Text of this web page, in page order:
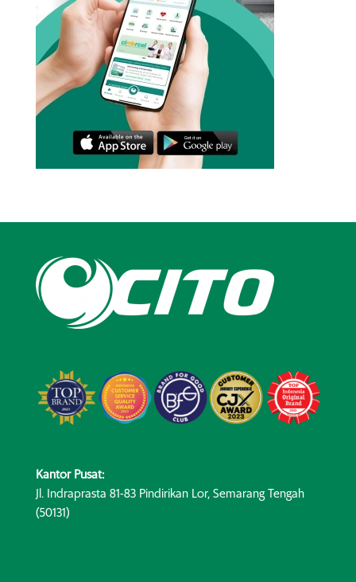
Kantor Pusat:
Jl. Indraprasta 81-83 Pindirikan Lor, Semarang Tengah
(50131)